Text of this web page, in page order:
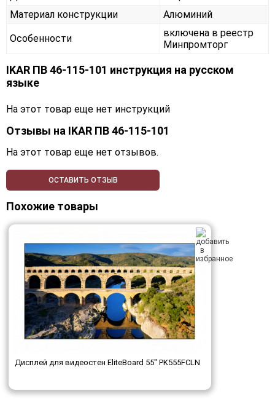
Материал конструкции
Алюминий
Особенности
включена в реестр
Минпромторг
IKAR ПВ 46-115-101 инструкция на русском
языке
На этот товар еще нет инструкций
Отзывы на IKAR ПВ 46-115-101
На этот товар еще нет отзывов.
ОСТАВИТЬ ОТЗЫВ
Похожие товары
Дисплей для видеостен EliteBoard 55" PK555FCLN